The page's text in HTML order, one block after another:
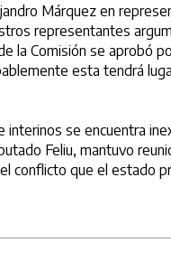
Márquez en
representantes
la Comisión se aprobó
esta tendrá
se encuentra
Feliu, mantuvo
conflicto que el estado